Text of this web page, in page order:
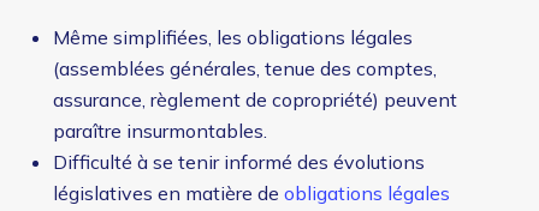
Même simplifiées, les obligations légales
(assemblées générales, tenue des comptes,
assurance, règlement de copropriété) peuvent
paraître insurmontables.
Difficulté à se tenir informé des évolutions
législatives en matière de obligations légales